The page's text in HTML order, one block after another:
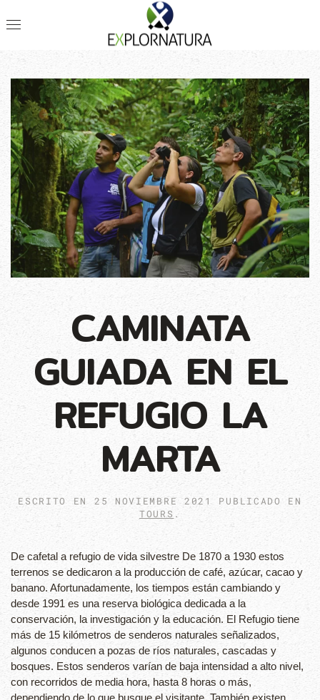
CAMINATA
GUIADA EN EL
REFUGIO LA
MARTA
ESCRITO EN 25 NOVIEMBRE 2021
PUBLICADO EN
TOURS .
De cafetal a refugio de vida silvestre De 1870 a 1930 estos
terrenos se dedicaron a la producción de café, azúcar, cacao y
banano. Afortunadamente, los tiempos están cambiando y
desde 1991 es una reserva biológica dedicada a la
conservación, la investigación y la educación. El Refugio tiene
más de 15 kilómetros de senderos naturales señalizados,
algunos conducen a pozas de ríos naturales, cascadas y
bosques. Estos senderos varían de baja intensidad a alto nivel,
con recorridos de media hora, hasta 8 horas o más,
dependiendo de lo que busque el visitante. También existen